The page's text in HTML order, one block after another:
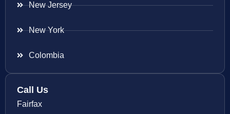
New Jersey
New York
Colombia
Call Us
Fairfax